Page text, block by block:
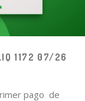
1172 07/26
pago de